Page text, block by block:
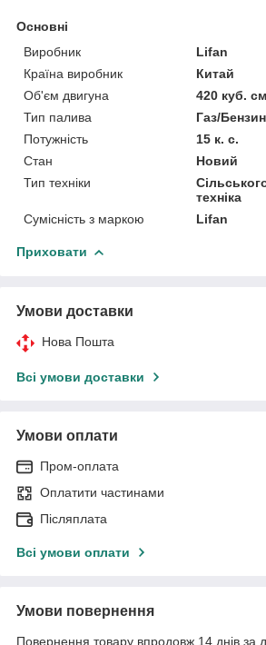
Основні
Виробник
Lifan
Країна виробник
Китай
Об'єм двигуна
420 куб. см
Тип палива
Газ/Бензин
Потужність
15 к. с.
Стан
Новий
Тип техніки
техніка
Сумісність з маркою
Lifan
Приховати
Умови доставки
Нова Пошта
Всі умови доставки
Умови оплати
Пром-оплата
Оплатити частинами
Післяплата
Всі умови оплати
Умови повернення
Повернення товару впродовж 14 днів за